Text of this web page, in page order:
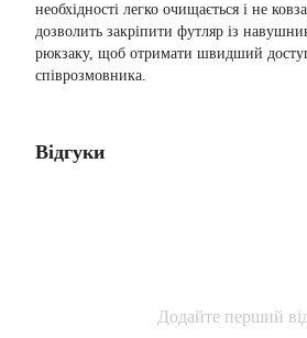
необхідності легко очищається і не
дозволить закріпити футляр із
рюкзаку, щоб отримати швидший
співрозмовника.
Відгуки
Додайте перший